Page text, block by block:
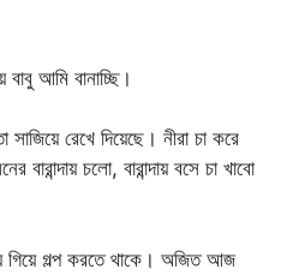
আমি বানাচ্ছি।
রেখে দিয়েছে। নীরা চা করে
চলো, বারান্দায় বসে চা খাবো
গিয়ে গল্প করতে থাকে। অজিত আজ